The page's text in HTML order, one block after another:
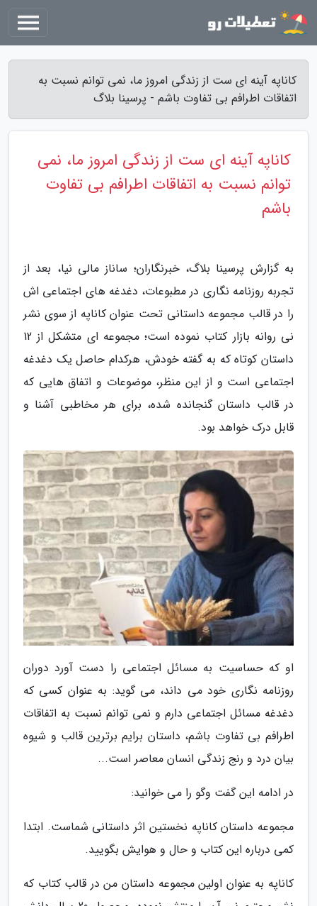
کاناپه آینه ای ست از زندگی امروز ما، نمی توانم نسبت به
اتفاقات اطرافم بی تفاوت باشم - پرسینا بلاگ
کاناپه آینه ای ست از زندگی امروز ما، نمی
توانم نسبت به اتفاقات اطرافم بی تفاوت
باشم
به گزارش پرسینا بلاگ، خبرنگاران؛ ساناز مالی نیا، بعد از
تجربه روزنامه نگاری در مطبوعات، دغدغه های اجتماعی اش
را در قالب مجموعه داستانی تحت عنوان کاناپه از سوی نشر
نی روانه بازار کتاب نموده است؛ مجموعه ای متشکل از 12
داستان کوتاه که به گفته خودش، هرکدام حاصل یک دغدغه
اجتماعی است و از این منظر، موضوعات و اتفاق هایی که
در قالب داستان گنجانده شده، برای هر مخاطبی آشنا و
قابل درک خواهد بود.
او که حساسیت به مسائل اجتماعی را دست آورد دوران
روزنامه نگاری خود می داند، می گوید: به عنوان کسی که
دغدغه مسائل اجتماعی دارم و نمی توانم نسبت به اتفاقات
اطرافم بی تفاوت باشم، داستان برایم برترین قالب و شیوه
بیان درد و رنج زندگی انسان معاصر است...
در ادامه این گفت وگو را می خوانید:
مجموعه داستان کاناپه نخستین اثر داستانی شماست. ابتدا
کمی درباره این کتاب و حال و هوایش بگویید.
کاناپه به عنوان اولین مجموعه داستان من در قالب کتاب که